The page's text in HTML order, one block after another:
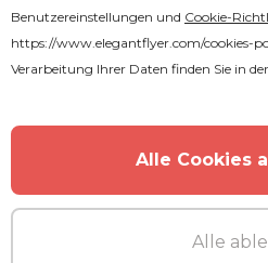
Benutzereinstellungen und Cookie-
https://www.elegantflyer.com/cookies-
Verarbeitung Ihrer Daten finden Sie in der
Alle Cookies
Alle